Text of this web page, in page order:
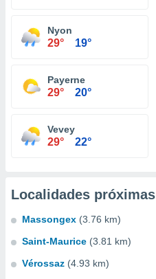
Nyon
29° 19°
Payerne
29° 20°
Vevey
29° 22°
Localidades próximas
Massongex (3.76 km)
Saint-Maurice (3.81 km)
Vérossaz (4.93 km)